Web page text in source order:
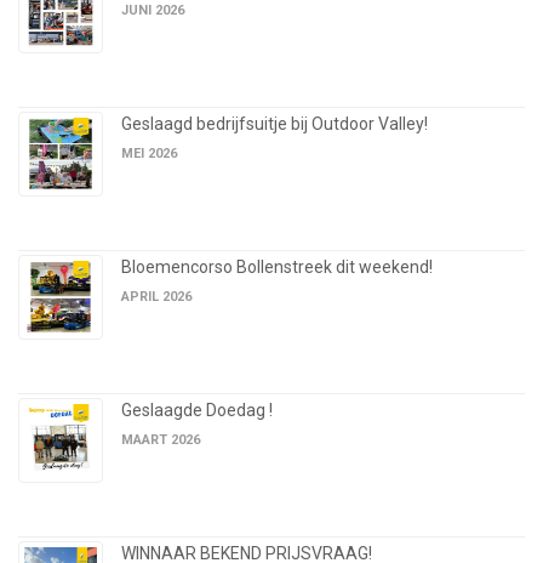
JUNI 2026
Geslaagd bedrijfsuitje bij Outdoor Valley!
MEI 2026
Bloemencorso Bollenstreek dit weekend!
APRIL 2026
Geslaagde Doedag !
MAART 2026
WINNAAR BEKEND PRIJSVRAAG!